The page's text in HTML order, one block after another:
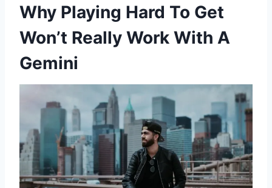
Why Playing Hard To Get
Won’t Really Work With A
Gemini